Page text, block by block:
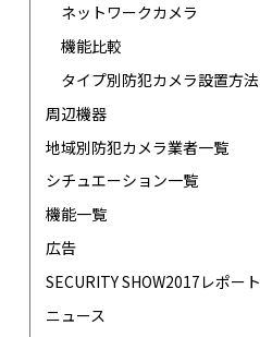
ネットワークカメラ
機能比較
タイプ別防犯カメラ設置方法
周辺機器
地域別防犯カメラ業者一覧
シチュエーション一覧
機能一覧
広告
SECURITY SHOW2017レポート
ニュース